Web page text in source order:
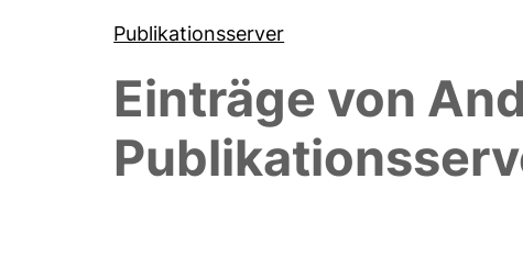
Publikationsserver
Einträge von